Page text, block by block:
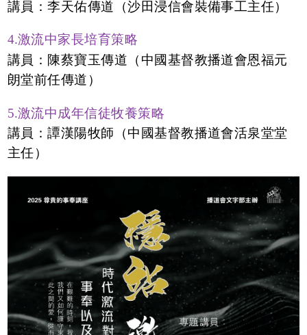
講員：李天佑傳道（沙田浸信會裝備事工主任）
4.激流中家長培育策略
講員：陳蔡寶玉傳道（中國基督教播道會恩福元
朗堂前任傳道）
5.激流中成年信徒牧養策略
講員：譚漢陽牧師（中國基督教播道會活泉堂堂
主任）